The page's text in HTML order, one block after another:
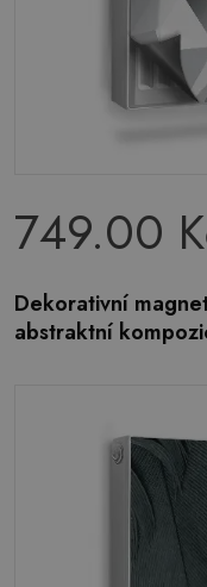
749.00
Dekorativní
abstraktní